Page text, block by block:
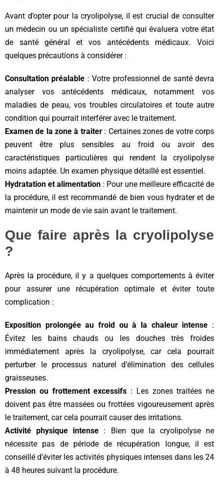
Avant d’opter pour la cryolipolyse, il est crucial de consulter
un médecin ou un spécialiste certifié qui évaluera votre état
de santé général et vos antécédents médicaux. Voici
quelques précautions à considérer :
Consultation préalable : Votre professionnel de santé devra
analyser vos antécédents médicaux, notamment vos
maladies de peau, vos troubles circulatoires et toute autre
condition qui pourrait interférer avec le traitement.
Examen de la zone à traiter: Certaines zones de votre corps
peuvent être plus sensibles au froid ou avoir des
caractéristiques particulières qui rendent la cryolipolyse
moins adaptée. Un examen physique détaillé est essentiel.
Hydratation et alimentation : Pour une meilleure efficacité de
la procédure, il est recommandé de bien vous hydrater et de
maintenir un mode de vie sain avant le traitement.
Que faire après la cryolipolyse
?
Après la procédure, il y a quelques comportements à éviter
pour assurer une récupération optimale et éviter toute
complication :
Exposition prolongée au froid ou à la chaleur intense :
Évitez les bains chauds ou les douches très froides
immédiatement après la cryolipolyse, car cela pourrait
perturber le processus naturel d’élimination des cellules
graisseuses.
Pression ou frottement excessifs : Les zones traitées ne
doivent pas être massées ou frottées vigoureusement après
le traitement, car cela pourrait causer des irritations.
Activité physique intense : Bien que la cryolipolyse ne
nécessite pas de période de récupération longue, il est
conseillé d’éviter les activités physiques intenses dans les 24
à 48 heures suivant la procédure.